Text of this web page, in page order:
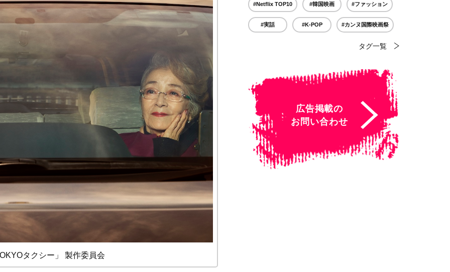
タクシー」 製作委員会
#Netflix TOP10 #韓国映画 #ファッション
#実話 #K-POP #カンヌ国際映画祭
タグ一覧
広告掲載の
お問い合わせ